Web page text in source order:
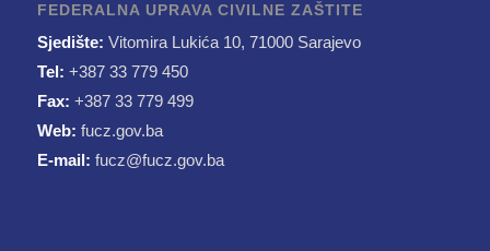
FEDERALNA UPRAVA CIVILNE ZAŠTITE
Sjedište: Vitomira Lukića 10, 71000 Sarajevo
Tel: +387 33 779 450
Fax: +387 33 779 499
Web: fucz.gov.ba
E-mail: fucz@fucz.gov.ba